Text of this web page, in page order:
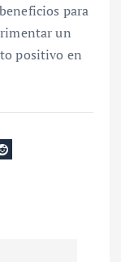
para
un
positivo en